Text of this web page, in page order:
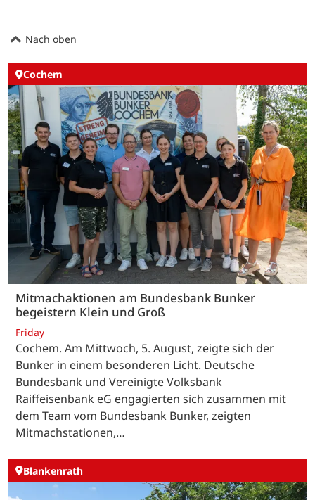
Nach oben
Cochem
Mitmachaktionen am Bundesbank Bunker
begeistern Klein und Groß
Friday
Cochem. Am Mittwoch, 5. August, zeigte sich der
Bunker in einem besonderen Licht. Deutsche
Bundesbank und Vereinigte Volksbank
Raiffeisenbank eG engagierten sich zusammen mit
dem Team vom Bundesbank Bunker, zeigten
Mitmachstationen,…
Blankenrath